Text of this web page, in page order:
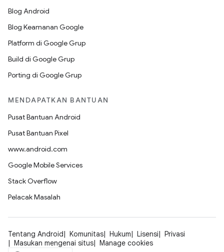
Blog Android
Blog Keamanan Google
Platform di Google Grup
Build di Google Grup
Porting di Google Grup
MENDAPATKAN BANTUAN
Pusat Bantuan Android
Pusat Bantuan Pixel
www.android.com
Google Mobile Services
Stack Overflow
Pelacak Masalah
Tentang Android Komunitas Hukum Lisensi
Privasi
Masukan mengenai situs
Manage cookies